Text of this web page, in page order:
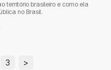
território brasileiro e como ela
no Brasil.
3 >